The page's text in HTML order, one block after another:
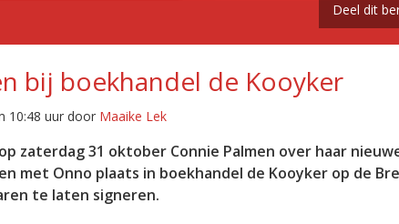
Deel dit
bij boekhandel de Kooyker
10:48 uur door Maaike Lek
zaterdag 31 oktober Connie Palmen over haar nieuwe
met Onno plaats in boekhandel de Kooyker op de
te laten signeren.